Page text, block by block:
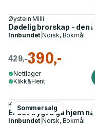
Øystein Milli
Dødelig brorskap - den
Innbundet |Norsk, Bokmål
429,-390,-
Nettlager
Klikk&Hent
Sommersalg
Kristine Meek
Er det trygt å gå hjem
Innbundet |Norsk, Bokmål